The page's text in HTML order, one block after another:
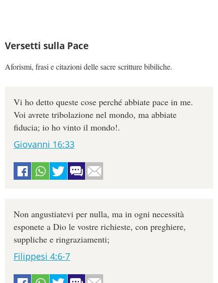
Versetti sulla Pace
Aforismi, frasi e citazioni delle sacre scritture bibiliche.
Vi ho detto queste cose perché abbiate pace in me.
Voi avrete tribolazione nel mondo, ma abbiate
fiducia; io ho vinto il mondo!.
Giovanni 16:33
Non angustiatevi per nulla, ma in ogni necessità
esponete a Dio le vostre richieste, con preghiere,
suppliche e ringraziamenti;
Filippesi 4:6-7